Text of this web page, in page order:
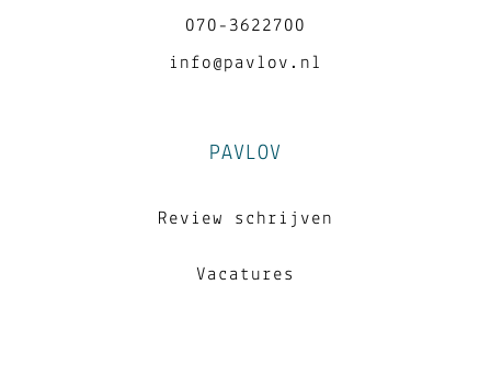
070-3622700
info@pavlov.nl
PAVLOV
Review schrijven
Vacatures